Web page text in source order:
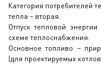
Категория потребителей
тепла – вторая.
Отпуск тепловой
схеме теплоснабжения.
Основное топливо –
(для проектируемых